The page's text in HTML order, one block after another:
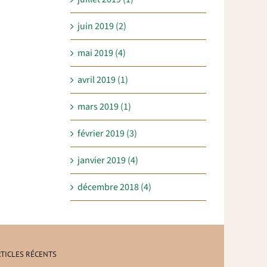
juin 2019 (2)
mai 2019 (4)
avril 2019 (1)
mars 2019 (1)
février 2019 (3)
janvier 2019 (4)
décembre 2018 (4)
RÉCENTS